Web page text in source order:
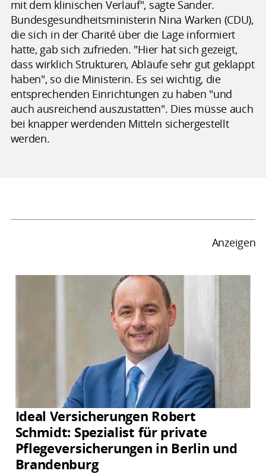
mit dem klinischen Verlauf", sagte Sander.
Bundesgesundheitsministerin Nina Warken (CDU),
die sich in der Charité über die Lage informiert
hatte, gab sich zufrieden. "Hier hat sich gezeigt,
dass wirklich Strukturen, Abläufe sehr gut geklappt
haben", so die Ministerin. Es sei wichtig, die
entsprechenden Einrichtungen zu haben "und
auch ausreichend auszustatten". Dies müsse auch
bei knapper werdenden Mitteln sichergestellt
werden.
Anzeigen
Ideal Versicherungen Robert
Schmidt: Spezialist für private
Pflegeversicherungen in Berlin und
Brandenburg